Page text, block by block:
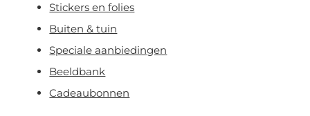
Stickers en folies
Buiten & tuin
Speciale aanbiedingen
Beeldbank
Cadeaubonnen